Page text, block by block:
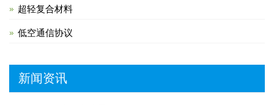
超轻复合材料
低空通信协议
新闻资讯